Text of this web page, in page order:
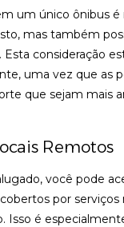
um único ônibus
mas também
consideração
uma vez que as
que sejam mais
Remotos
você pode
por serviços
Isso é